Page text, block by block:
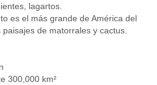
lagartos.
es el más grande de América del
de matorrales y cactus.
300,000 km²